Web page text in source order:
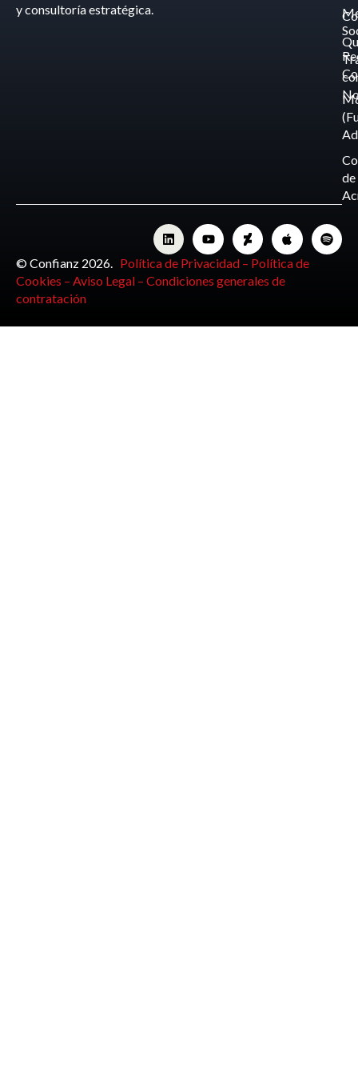
y consultoría estratégica.
de
© Confianz 2026. Política de Privacidad – Política de
Cookies – Aviso Legal – Condiciones generales de
contratación